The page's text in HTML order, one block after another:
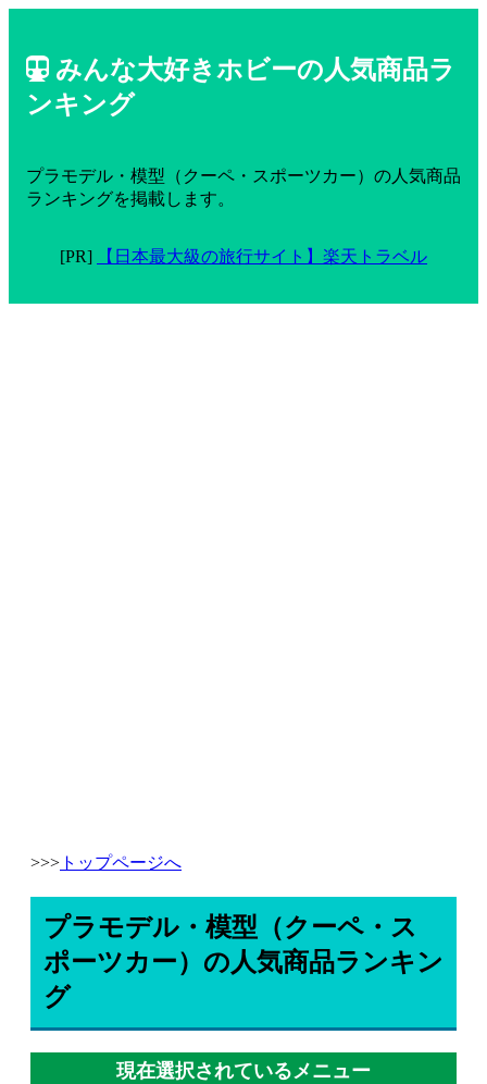
みんな大好きホビーの人気商品ラ
ンキング
プラモデル・模型（クーペ・スポーツカー）の人気商品
ランキングを掲載します。
[PR] 【日本最大級の旅行サイト】楽天トラベル
>>> トップページへ
プラモデル・模型（クーペ・ス
ポーツカー）の人気商品ランキン
グ
現在選択されているメニュー